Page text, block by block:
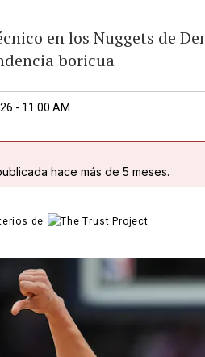
en los Nuggets de
boricua
- 11:00 AM
hace más de 5 meses.
de